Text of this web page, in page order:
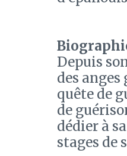
Depuis
des
quête de
de
dédier à
stages de